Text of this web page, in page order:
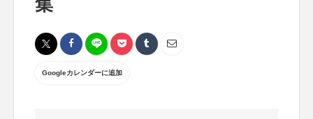
集
Googleカレンダーに追加